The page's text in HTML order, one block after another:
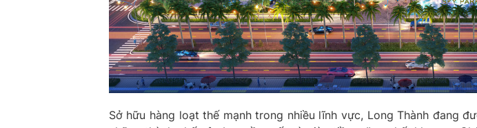
Sở hữu hàng loạt thế mạnh trong nhiều lĩnh vực, Long Thành đang